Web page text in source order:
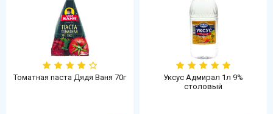
Томатная паста Дядя Ваня 70г
Уксус Адмирал 1л 9%
столовый